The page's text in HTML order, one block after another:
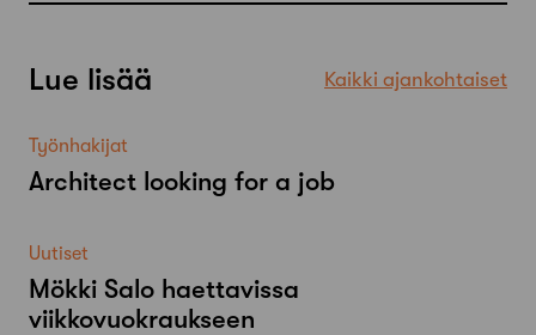
Lue lisää Kaikki ajankohtaiset
Työnhakijat
Architect looking for a job
Uutiset
Mökki Salo haettavissa
viikkovuokraukseen